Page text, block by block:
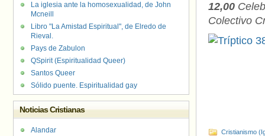
12,00
Colectivo
Cristianismo
La iglesia ante la homosexualidad, de John
Mcneill
Libro "La Amistad Espiritual", de Elredo de
Rieval.
Pays de Zabulon
QSpirit (Espiritualidad Queer)
Santos Queer
Sólido puente. Espiritualidad gay
Noticias Cristianas
Alandar